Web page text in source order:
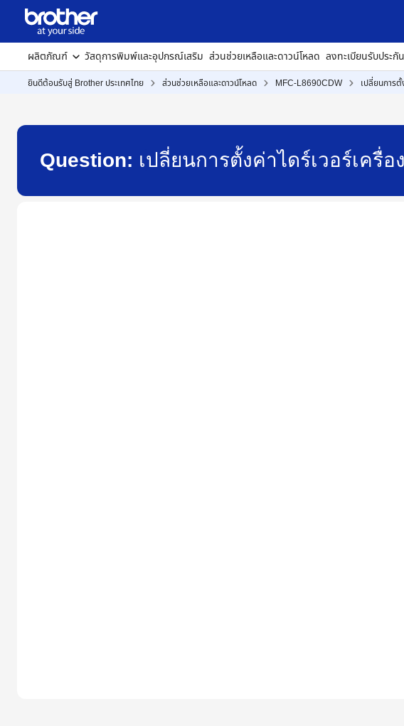
ผลิตภัณฑ์ วัสดุการพิมพ์และอุปกรณ์เสริม ส่วนช่วยเหลือและดาวน์โหลด ลงทะเบียนรับประ
ยินดีต้อนรับสู่ Brother ประเทศไทย ส่วนช่วยเหลือและดาวน์โหลด MFC-L8690CDW เปลี่ยนการ
Question: เปลี่ยนการตั้งค่าไดร์เวอร์เครื่